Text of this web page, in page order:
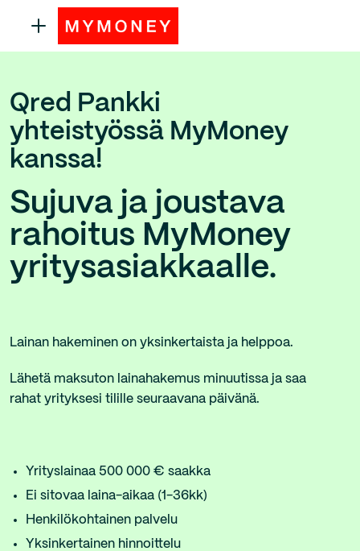
Qred Pankki
yhteistyössä MyMoney
kanssa!
Sujuva ja joustava
rahoitus MyMoney
yritysasiakkaalle.
Lainan hakeminen on yksinkertaista ja helppoa.
Lähetä maksuton lainahakemus minuutissa ja saa
rahat yrityksesi tilille seuraavana päivänä.
Yrityslainaa 500 000 € saakka
Ei sitovaa laina-aikaa (1-36kk)
Henkilökohtainen palvelu
Yksinkertainen hinnoittelu